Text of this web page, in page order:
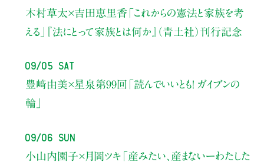
木村草太×吉田恵里香 「これからの憲法と家族を考
える」
『法にとって家族とは何か』（青土社）刊行記念
09/05 Sat
豊﨑由美×星泉 第99回「読んでいいとも！ ガイブンの
輪」
09/06 Sun
小山内園子×月岡ツキ 「産みたい、産まないーわたした